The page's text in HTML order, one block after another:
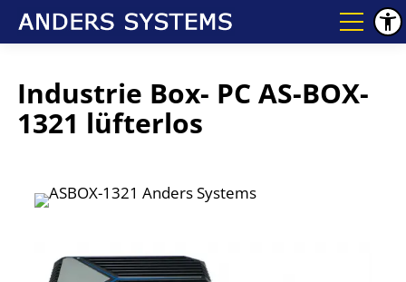
Industrie Box- PC AS-BOX-
1321 lüfterlos